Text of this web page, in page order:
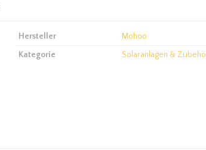
Hersteller
Mohoo
Kategorie
Solaranlagen &